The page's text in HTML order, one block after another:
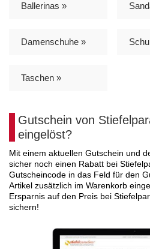
Ballerinas »
Damenschuhe »
Taschen »
Gutschein von
eingelöst?
Mit einem aktuellen Gutschein und
sicher noch einen Rabatt bei
Gutscheincode in das Feld für den
Artikel zusätzlich im Warenkorb
Ersparnis auf den Preis bei
sichern!